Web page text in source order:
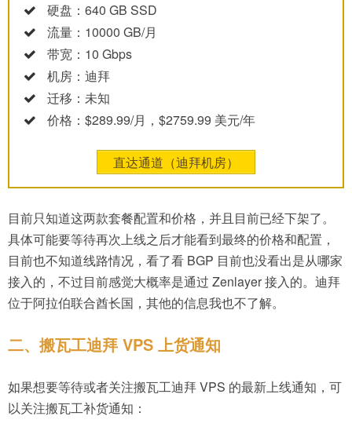
硬盘：640 GB SSD
流量：10000 GB/月
带宽：10 Gbps
机房：迪拜
迁移：未知
价格：$289.99/月，$2759.99 美元/年
直达通道（迪拜机房）
目前只知道这两款套餐配置和价格，并且目前已经下架了。
具体可能要等待再次上线之后才能看到最终的价格和配置，
目前也不知道线路情况，看了看 BGP 目前也没看出是从哪家
接入的，不过目前感觉大概率是通过 Zenlayer 接入的。迪拜
位于阿拉伯联合酋长国，其他的信息我也不了解。
二、搬瓦工迪拜 VPS 上货通知
如果想要等待或者关注搬瓦工迪拜 VPS 的最新上线通知，可
以关注搬瓦工补货通知：